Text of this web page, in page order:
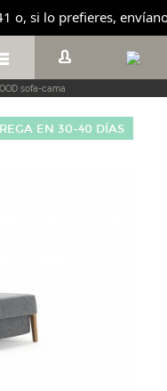
o, si lo prefieres,
sofa-cama
EN 30-40 DÍAS